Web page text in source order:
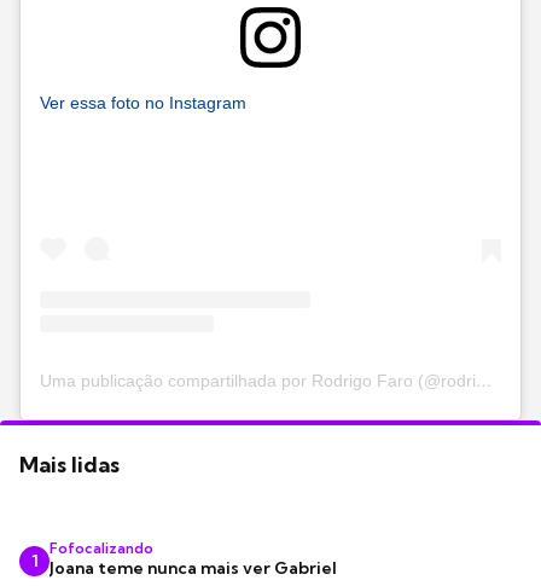
Ver essa foto no Instagram
Uma publicação compartilhada por Rodrigo Faro (@rodrigofaro)
Mais lidas
1
Fofocalizando
Joana teme nunca mais ver Gabriel